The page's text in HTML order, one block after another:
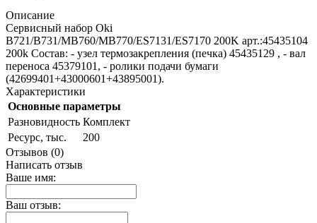
Описание
Сервисный набор Oki
B721/B731/MB760/MB770/ES7131/ES7170 200K арт.:45435104
200k Состав: - узел термозакрепления (печка) 45435129 , - вал
переноса 45379101, - ролики подачи бумаги
(42699401+43000601+43895001).
Характеристики
Основные параметры
Разновидность Комплект
Ресурс, тыс.
200
Отзывов (0)
Написать отзыв
Ваше имя:
Ваш отзыв: